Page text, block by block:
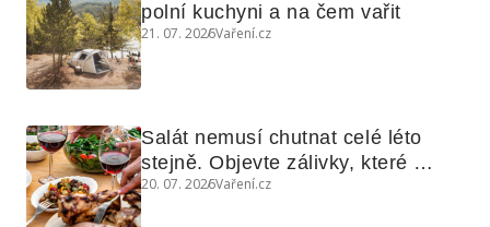
polní kuchyni a na čem vařit
21. 07. 2026Vaření.cz
Salát nemusí chutnat celé léto
stejně. Objevte zálivky, které
využijete i na maso, nudle nebo
20. 07. 2026Vaření.cz